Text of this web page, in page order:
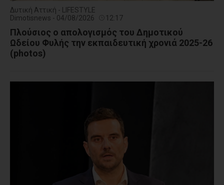
Δυτική Αττική - LIFESTYLE
Dimotisnews - 04/08/2026
12:17
Πλούσιος ο απολογισμός του Δημοτικού
Ωδείου Φυλής την εκπαιδευτική χρονιά 2025-26
(photos)